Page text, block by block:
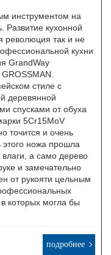
инструментом на
Развитие кухонной
революция так и не
кухни
GrandWay
стиле с
деревянной
спусками от обуха
5Cr15MoV
точится и очень
этого ножа прошла
а само дерево
и замечательно
от рукояти цельным
которых могла бы
подробнее